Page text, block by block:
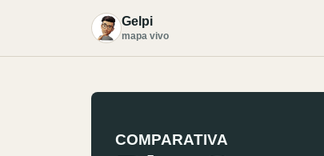
G Gelpi
mapa vivo
COMPARATIVA